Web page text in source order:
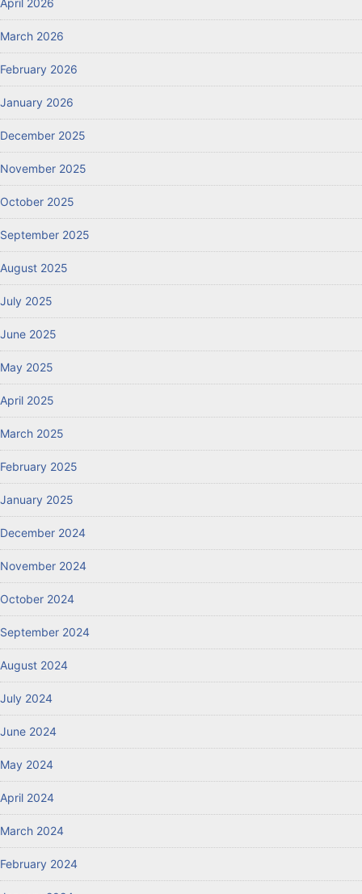
April 2026
March 2026
February 2026
January 2026
December 2025
November 2025
October 2025
September 2025
August 2025
July 2025
June 2025
May 2025
April 2025
March 2025
February 2025
January 2025
December 2024
November 2024
October 2024
September 2024
August 2024
July 2024
June 2024
May 2024
April 2024
March 2024
February 2024